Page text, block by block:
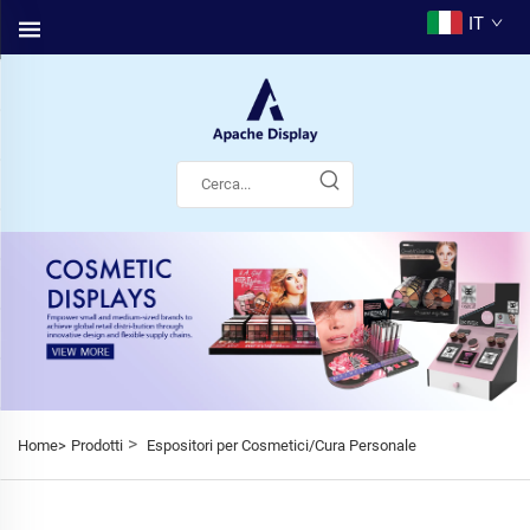
IT
Home> Prodotti > Espositori per Cosmetici/Cura Personale